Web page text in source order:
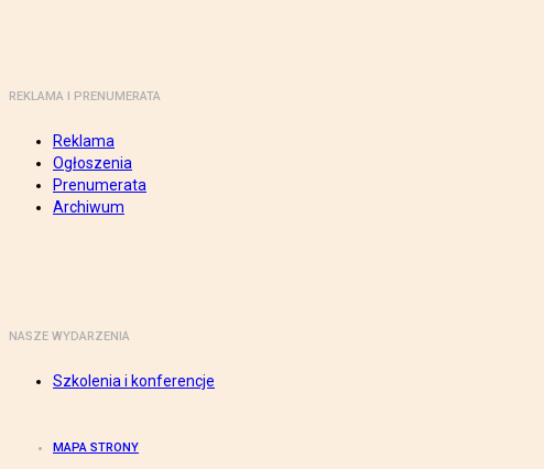
REKLAMA I PRENUMERATA
Reklama
Ogłoszenia
Prenumerata
Archiwum
NASZE WYDARZENIA
Szkolenia i konferencje
MAPA STRONY